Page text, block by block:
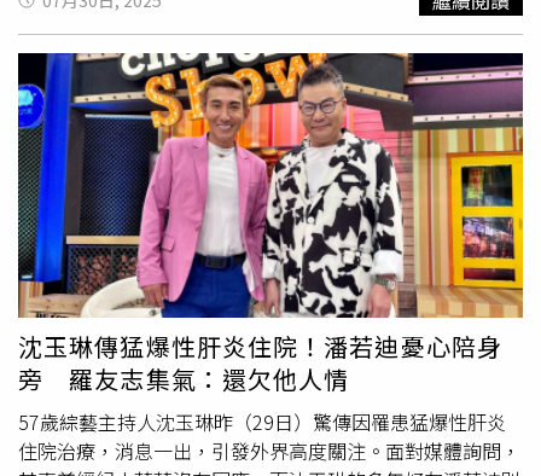
觀財富，2024年受訪時曾透露，陸續購置5間房產，總資產
超過新台幣一億元。其中一間房屋登記在妻子芽芽名下，並
指定女兒為繼承人，房貸也由他一手承擔。「我們全家靠我
一個人賺錢，大多數房子都是一次付清，分期也很少。」沈
玉琳曾透露，儘管收入可觀，他卻極少花費，大多將錢交給
老婆管理，「存摺在她那邊，有時候過了半年一年，還要問
她可不可以借我看一下。」沈玉琳也坦言從未進行任何風險
投資，「買房對我來說是最安全的儲蓄方式，我也不是投資
客，房子買了不出租、不賣，擺著就是資產。」他認為，錢
如果放在口袋容易花掉，轉為不動產反而最安心。除了事業
拼搏，他在家庭方面也展現深厚情感。沈玉琳23歲北上工作
時便開始抽菸，一天高達2包，是名副其實的老菸槍。儘管
曾多次嘗試戒菸，卻總是功虧一簣。婚後雖然曾因菸味遭妻
子抱怨，依舊難以戒除，直到46歲迎來女兒出生，他才真正
痛下決心戒掉長達25年的菸癮。「希望能活久一點，看著女
兒幸福的被牽進婚禮會場。」父女年紀相差將近四輪，讓沈
沈玉琳傳猛爆性肝炎住院！潘若迪憂心陪身
旁 羅友志集氣：還欠他人情
57歲綜藝主持人沈玉琳昨（29日）驚傳因罹患猛爆性肝炎
住院治療，消息一出，引發外界高度關注。面對媒體詢問，